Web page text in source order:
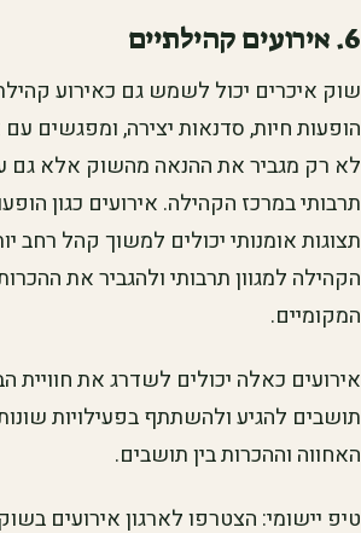
6. אירועים קהילתיים
שוק איכרים יכול לשמש גם כאירוע
הופעות חיות, סדנאות יצירה, ומפגשים
לא רק מגביר את ההנאה מהשוק אלא גם
תרבותי במרכז הקהילה. אירועים כגון
תצוגות אומנותי יכולים למשוך קהל רחב
הקהילה למגוון תרבותי ולהגביר את
המקומיים.
אירועים כאלה יכולים לשדרג את חוויית
תושבים להגיע ולהשתתף בפעילויות
האחווה וההכרות בין תושבים.
טיפ יישומי: הצטרפו לארגון אירועים